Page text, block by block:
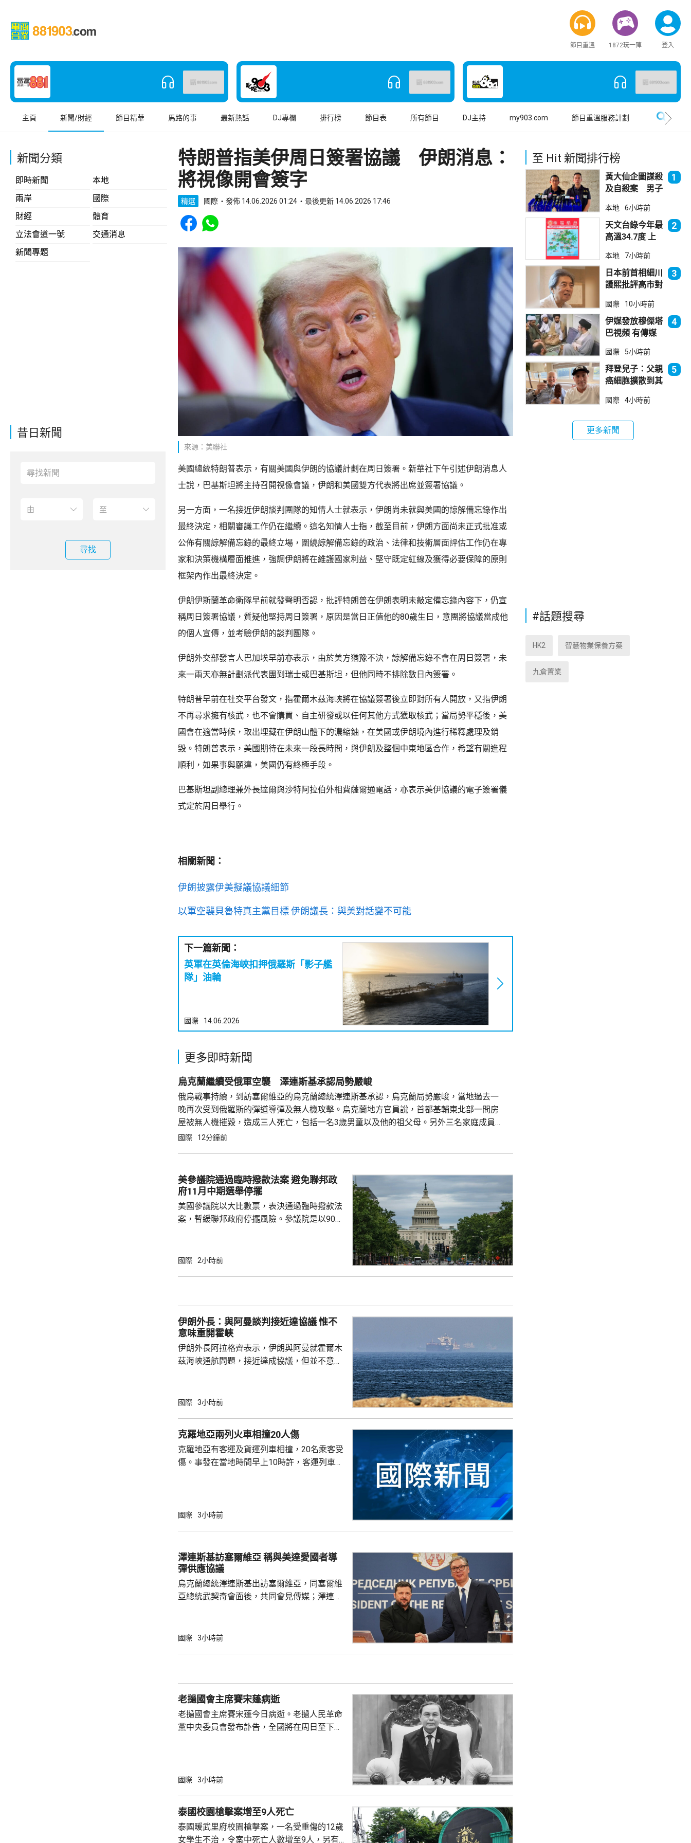
節目重溫 1872玩一陣 登入
主頁 新聞/財經 節目精華 馬路的事 最新熱話 DJ專欄 排行榜 節目表 所有節目 DJ主持 my903.com 節目重溫服務計劃
新聞分類
即時新聞
本地
兩岸
國際
財經
體育
立法會道一號
交通消息
新聞專題
昔日新聞
尋找
特朗普指美伊周日簽署協議 伊朗消息：
將視像開會簽字
精選 國際 發佈 14.06.2026 01:24 最後更新 14.06.2026 17:46
Share to Facebook
Share to WhatsApp
來源：美聯社
美國總統特朗普表示，有關美國與伊朗的協議計劃在周日簽署。新華社下午引述伊朗消息人
士說，巴基斯坦將主持召開視像會議，伊朗和美國雙方代表將出席並簽署協議。
另一方面，一名接近伊朗談判團隊的知情人士就表示，伊朗尚未就與美國的諒解備忘錄作出
最終決定，相關審議工作仍在繼續。這名知情人士指，截至目前，伊朗方面尚未正式批准或
公佈有關諒解備忘錄的最終立場，圍繞諒解備忘錄的政治、法律和技術層面評估工作仍在專
家和決策機構層面推進，強調伊朗將在維護國家利益、堅守既定紅線及獲得必要保障的原則
框架內作出最終決定。
伊朗伊斯蘭革命衛隊早前就發聲明否認，批評特朗普在伊朗表明未敲定備忘錄內容下，仍宣
稱周日簽署協議，質疑他堅持周日簽署，原因是當日正值他的80歲生日，意團將協議當成他
的個人宣傳，並考驗伊朗的談判團隊。
伊朗外交部發言人巴加埃早前亦表示，由於美方猶豫不決，諒解備忘錄不會在周日簽署，未
來一兩天亦無計劃派代表團到瑞士或巴基斯坦，但他同時不排除數日內簽署。
特朗普早前在社交平台發文，指霍爾木茲海峽將在協議簽署後立即對所有人開放，又指伊朗
不再尋求擁有核武，也不會購買、自主研發或以任何其他方式獲取核武；當局勢平穩後，美
國會在適當時候，取出埋藏在伊朗山體下的濃縮鈾，在美國或伊朗境內進行稀釋處理及銷
毀。特朗普表示，美國期待在未來一段長時間，與伊朗及整個中東地區合作，希望有關進程
順利，如果事與願違，美國仍有終極手段。
巴基斯坦副總理兼外長達爾與沙特阿拉伯外相費薩爾通電話，亦表示美伊協議的電子簽署儀
式定於周日舉行。
相關新聞：
伊朗披露伊美擬議協議細節
以軍空襲貝魯特真主黨目標 伊朗議長：與美對話變不可能
下一篇新聞：
英軍在英倫海峽扣押俄羅斯「影子艦
隊」油輪
國際 14.06.2026
更多即時新聞
烏克蘭繼續受俄軍空襲 澤連斯基承認局勢嚴峻
俄烏戰事持續，到訪塞爾維亞的烏克蘭總統澤連斯基承認，烏克蘭局勢嚴峻，當地過去一
晚再次受到俄羅斯的彈道導彈及無人機攻擊。烏克蘭地方官員說，首都基輔東北部一間房
屋被無人機摧毀，造成三人死亡，包括一名3歲男童以及他的祖父母。另外三名家庭成員及
一名鄰居受傷留醫。澤連斯基表示，基輔的民用基礎設施受到多枚彈道導彈攻擊，造成至
國際 12分鐘前
美參議院通過臨時撥款法案 避免聯邦政
府11月中期選舉停擺
美國參議院以大比數票，表決通過臨時撥款法
案，暫緩聯邦政府停擺風險。參議院是以90票
撥款預算在下月30日到期。分析人士表示，新
過的法案存在少許差異，眾議院和參議院預計
在9月復會後進行協調，完成...
國際 2小時前
伊朗外長：與阿曼談判接近達協議 惟不
意味重開霍峽
伊朗外長阿拉格齊表示，伊朗與阿曼就霍爾木
茲海峽通航問題，接近達成協議，但並不意味
路線，重開海峽還取決於其他條件，包括美國
曼的談判無關，而是取決於美國是否完全接受
伊朗的條件，並停止干涉地區談判。一旦美國
接受條件，海峽將重新開放。
國際 3小時前
克羅地亞兩列火車相撞20人傷
克羅地亞有客運及貨運列車相撞，20名乘客受
傷。事發在當地時間早上10時許，客運列車當
國際 3小時前
澤連斯基訪塞爾維亞 稱與美達愛國者導
彈供應協議
烏克蘭總統澤連斯基出訪塞爾維亞，同塞爾維
亞總統武契奇會面後，共同會見傳媒；澤連斯
截導彈，但未透露具體數量；他說，即便實現
會上曾表示，由於中東戰事，烏克蘭實際收到
的愛國者攔截彈，遠低於盟友承諾的數量...
國際 3小時前
老撾國會主席賽宋蓬病逝
老撾國會主席賽宋蓬今日病逝。老撾人民革命
黨中央委員會發布訃告，全國將在周日至下周
國際 3小時前
泰國校園槍擊案增至9人死亡
泰國暖武里府校園槍擊案，一名受重傷的12歲
女學生不治，令案中死亡人數增至9人，另有
至 Hit 新聞排行榜
黃大仙企圖謀殺
及自殺案 男子
墮樓亡
1
本地 6小時前
天文台錄今年最
高溫34.7度 上
2
本地 7小時前
日本前首相細川
護熙批評高市對
3
國際 10小時前
伊媒發放穆傑塔
巴視頻 有傳媒
4
國際 5小時前
拜登兒子：父親
癌細胞擴散到其
苦
5
國際 4小時前
更多新聞
#話題搜尋
HK2 智慧物業保養方案
九倉置業